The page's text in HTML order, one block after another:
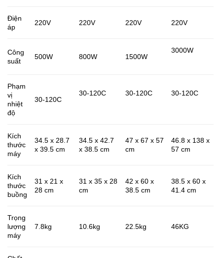
Điện
áp
220V​ 220V​ 220V​ 220V​
Công
suất​
500W​ 800W​ 1500W​
3000W​
Phạm
vị
nhiệt
độ​
30-120C​
30-120C​ 30-120C​ 30-120C​
Kích
thước
máy
34.5 x 28.7
x 39.5 cm​
34.5 x 42.7
x 38.5 cm​
47 x 67 x 57
cm​
46.8 x 138 x
57 cm​
Kích
thước
buồng​
31 x 21 x
28 cm​
31 x 35 x 28
cm​
42 x 60 x
38.5 cm​
38.5 x 60 x
41.4 cm​
Trọng
lượng
máy ​
7.8kg​ 10.6kg​ 22.5kg​ 46KG​